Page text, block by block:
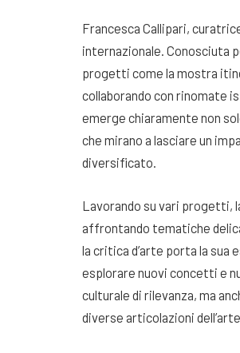
Francesca Callipari,
internazionale. Conosciuta
progetti come la mostra
collaborando con rinomate
emerge chiaramente non
che mirano a lasciare un
diversificato.
Lavorando su vari progetti,
affrontando tematiche
la critica d’arte porta la sua
esplorare nuovi concetti e
culturale di rilevanza, ma
diverse articolazioni